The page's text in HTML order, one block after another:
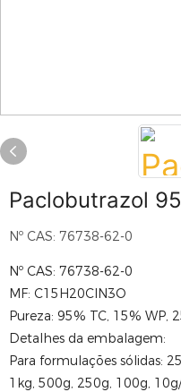
Paclobutrazol
Nº CAS: 76738-62-0
Nº CAS: 76738-62-0
MF: C15H20ClN3O
Pureza: 95% TC, 15% WP,
Detalhes da embalagem:
Para formulações sólidas:
1kg, 500g, 250g, 100g,